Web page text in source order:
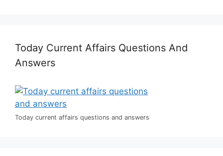
Today Current Affairs Questions And
Answers
Today current affairs questions and answers